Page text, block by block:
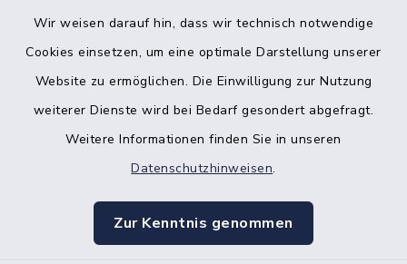
Wir weisen darauf hin, dass wir technisch notwendige
Cookies einsetzen, um eine optimale Darstellung unserer
Website zu ermöglichen. Die Einwilligung zur Nutzung
weiterer Dienste wird bei Bedarf gesondert abgefragt.
Weitere Informationen finden Sie in unseren
Datenschutzhinweisen.
Zur Kenntnis genommen
Barrierefreiheit
Impressum